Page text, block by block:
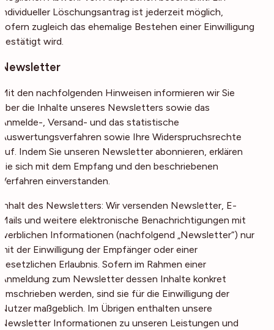
individueller Löschungsantrag ist jederzeit möglich,
sofern zugleich das ehemalige Bestehen einer Einwilligung
bestätigt wird.
Newsletter
Mit den nachfolgenden Hinweisen informieren wir Sie
über die Inhalte unseres Newsletters sowie das
Anmelde-, Versand- und das statistische
Auswertungsverfahren sowie Ihre Widerspruchsrechte
auf. Indem Sie unseren Newsletter abonnieren, erklären
Sie sich mit dem Empfang und den beschriebenen
Verfahren einverstanden.
Inhalt des Newsletters: Wir versenden Newsletter, E-
Mails und weitere elektronische Benachrichtigungen mit
werblichen Informationen (nachfolgend „Newsletter“) nur
mit der Einwilligung der Empfänger oder einer
gesetzlichen Erlaubnis. Sofern im Rahmen einer
Anmeldung zum Newsletter dessen Inhalte konkret
umschrieben werden, sind sie für die Einwilligung der
Nutzer maßgeblich. Im Übrigen enthalten unsere
Newsletter Informationen zu unseren Leistungen und